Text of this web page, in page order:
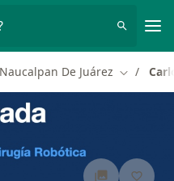
Naucalpan De Juárez Cambiar